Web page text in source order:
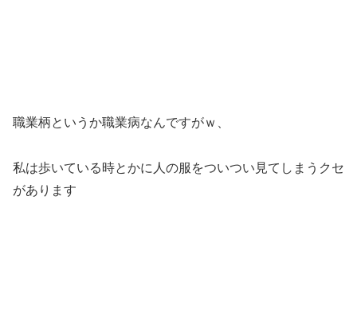
職業柄というか職業病なんですがｗ、
私は歩いている時とかに人の服をついつい見てしまうクセ
があります